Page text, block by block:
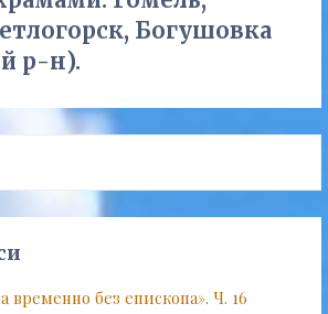
Богушовка
р-н).
временно без епископа». Ч. 16